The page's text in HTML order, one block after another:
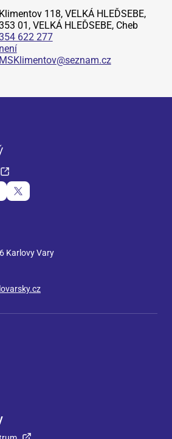
Klimentov 118, VELKÁ HLEĎSEBE,
01, VELKÁ HLEĎSEBE, Cheb
622 277
není
MSKlimentov@seznam.cz
Karlovy Vary